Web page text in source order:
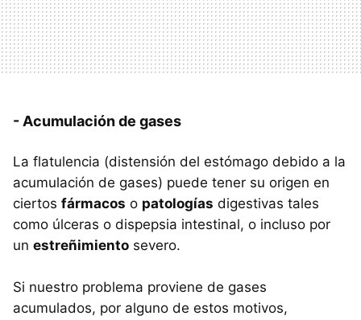
- Acumulación de gases
La flatulencia (distensión del estómago debido a la
acumulación de gases) puede tener su origen en
ciertos fármacos o patologías digestivas tales
como úlceras o dispepsia intestinal, o incluso por
un estreñimiento severo.
Si nuestro problema proviene de gases
acumulados, por alguno de estos motivos,